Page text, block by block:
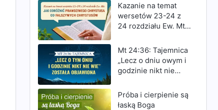
Kazanie na temat
wersetów 23-24 z
24 rozdziału Ew. Mt:
prawdziwego
Chrystusa od
fałszywych
Chrystusów
Mt 24:36: Tajemnica
„Lecz o dniu owym i
godzinie nikt nie
objawiona
Próba i cierpienie są
łaską Boga